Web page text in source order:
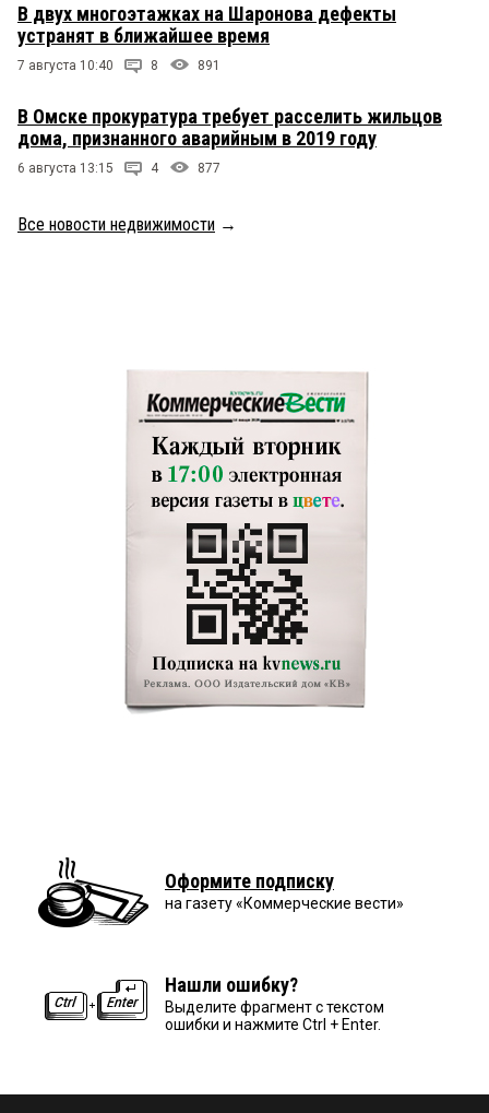
В двух многоэтажках на Шаронова дефекты
устранят в ближайшее время
7 августа 10:40 8 891
В Омске прокуратура требует расселить жильцов
дома, признанного аварийным в 2019 году
6 августа 13:15 4 877
Все новости недвижимости →
Оформите подписку
на газету «Коммерческие вести»
Нашли ошибку?
Выделите фрагмент с текстом
ошибки и нажмите Ctrl + Enter.